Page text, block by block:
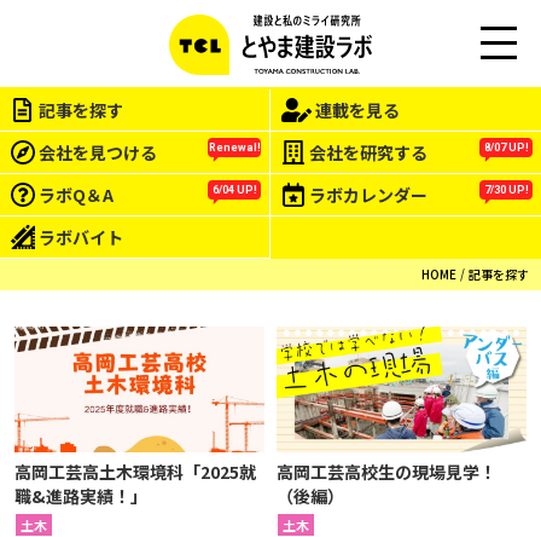
EN
記事を探す
連載を見る
会社を見つける
Renewal! 会社を研究する 8/07 UP!
ラボQ＆A 6/04 UP! ラボカレンダー 7/30 UP!
ラボバイト
HOME 記事を探す
高岡工芸高土木環境科「2025就
職&進路実績！」
土木
高岡工芸高校生の現場見学！
（後編）
土木